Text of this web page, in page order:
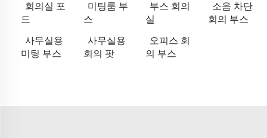
회의실 포
드
미팅룸 부
스
부스 회의
실
소음 차단
회의 부스
사무실용
미팅 부스
사무실용
회의 팟
오피스 회
의 부스